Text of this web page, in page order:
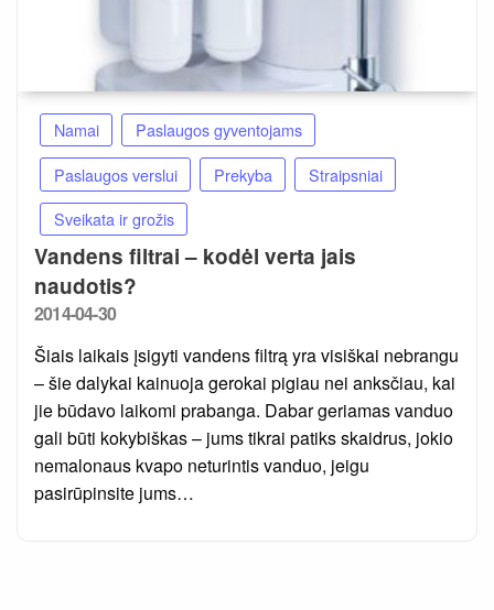
Namai
Paslaugos gyventojams
Paslaugos verslui
Prekyba
Straipsniai
Sveikata ir grožis
Vandens filtrai – kodėl verta jais
naudotis?
Posted
2014-04-30
Šiais laikais įsigyti vandens filtrą yra visiškai nebrangu
– šie dalykai kainuoja gerokai pigiau nei anksčiau, kai
jie būdavo laikomi prabanga. Dabar geriamas vanduo
gali būti kokybiškas – jums tikrai patiks skaidrus, jokio
nemalonaus kvapo neturintis vanduo, jeigu
pasirūpinsite jums…